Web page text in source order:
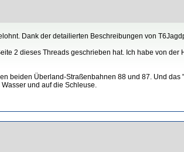
Dank der detailierten Beschreibungen von
2 dieses Threads geschrieben hat. Ich habe von
beiden Überland-Straßenbahnen 88 und 87. Und
und auf die Schleuse.